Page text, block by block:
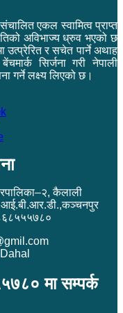
एकल स्वामित्व प्राप्त
अविभाज्य ध्रुव भएको छ
उत्प्रेरित र सचेत पार्ने अथाह
सिर्जना गरी नेपाली
गर्ने लक्ष्य लिएको छ।
कैलाली
आई.बी.आर.डी.,कञ्चनपुर
मा सम्पर्क